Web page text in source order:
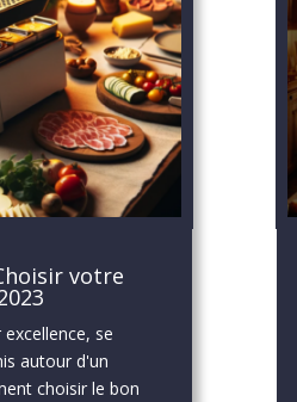
votre
se
autour d'un
choisir le bon